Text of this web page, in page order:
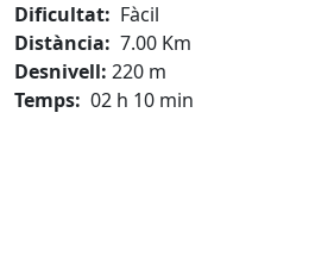
Dificultat: Fàcil
Distància: 7.00 Km
Desnivell: 220 m
Temps: 02 h 10 min